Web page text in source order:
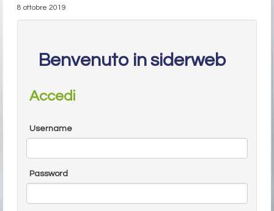
8 ottobre 2019
Benvenuto in siderweb
Accedi
Username
Password